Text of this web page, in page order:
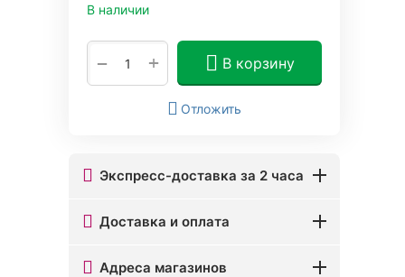
В наличии
+
− В корзину
Отложить
Экспресс-доставка за 2 часа
Доставка и оплата
Адреса магазинов